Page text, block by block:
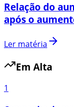
Relação do
após o
Ler matéria
Em Alta
1